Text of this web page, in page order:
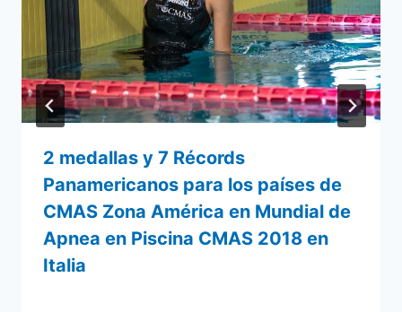
2 medallas y 7 Récords
Panamericanos para los países de
CMAS Zona América en Mundial de
Apnea en Piscina CMAS 2018 en
Italia